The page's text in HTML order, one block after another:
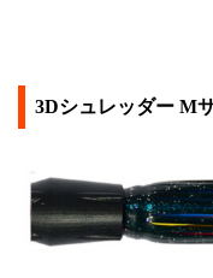
3Dシュレッダー M